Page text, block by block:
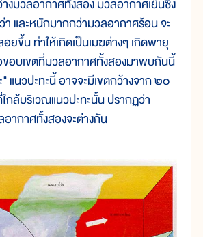
งมวลอากาศทั้งสอง มวลอากาศเย็นซึ่ง
และหนักมากกว่ามวลอากาศร้อน จะ
ยขึ้น ทำให้เกิดเป็นเมฆต่างๆ เกิดพายุ
ขอบเขตที่มวลอากาศทั้งสองมาพบกันนี้
" แนวปะทะนี้ อาจจะมีเขตกว้างจาก ๒๐
กล้บริเวณแนวปะทะนั้น ปรากฏว่า
ากาศทั้งสองจะต่างกัน